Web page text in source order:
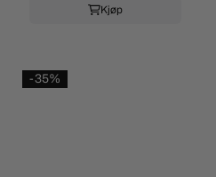
Kjøp
-35%